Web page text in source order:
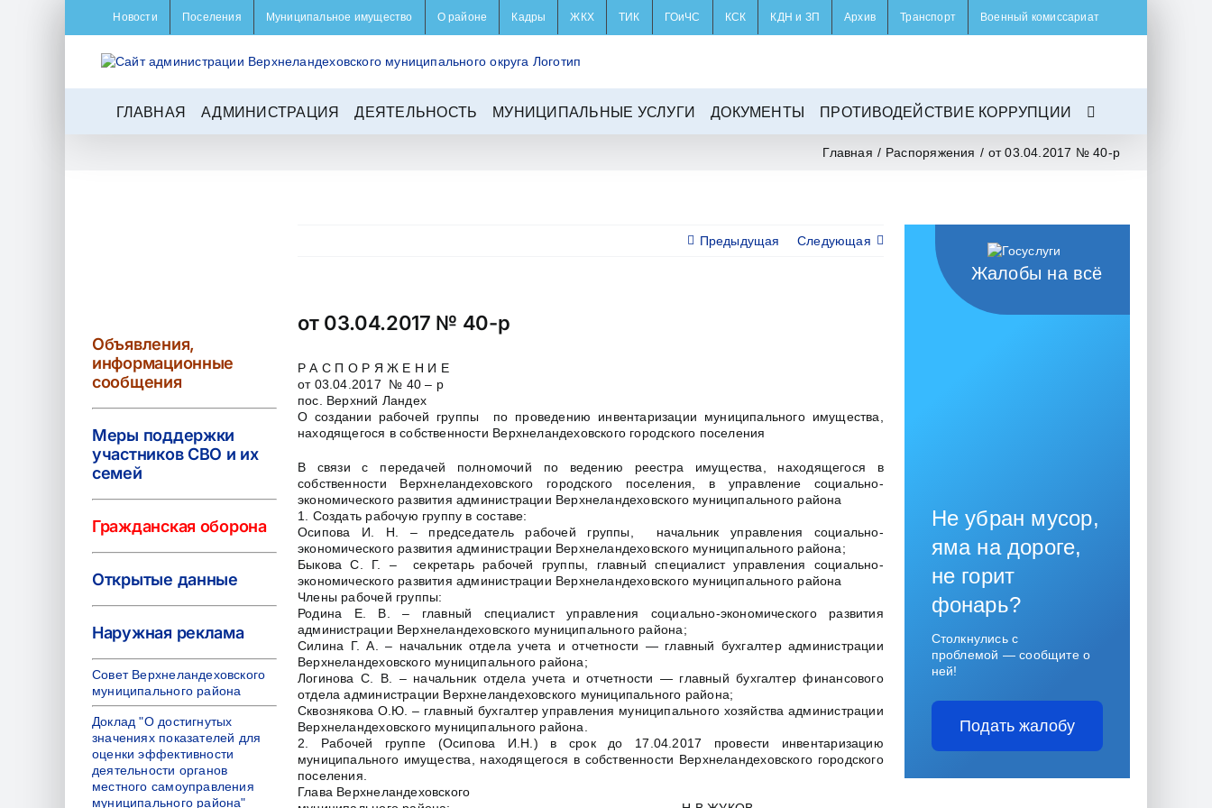
Новости Поселения Муниципальное имущество О районе Кадры ЖКХ ТИК ГОиЧС КСК КДН и ЗП Архив Транспорт Военный комиссариат
ГЛАВНАЯ АДМИНИСТРАЦИЯ ДЕЯТЕЛЬНОСТЬ МУНИЦИПАЛЬНЫЕ УСЛУГИ ДОКУМЕНТЫ ПРОТИВОДЕЙСТВИЕ КОРРУПЦИИ
Главная / Распоряжения / от 03.04.2017 № 40-р
Предыдущая Следующая
от 03.04.2017 № 40-р
Р А С П О Р Я Ж Е Н И Е
от 03.04.2017 № 40 – р
пос. Верхний Ландех
О создании рабочей группы по проведению инвентаризации муниципального имущества,
находящегося в собственности Верхнеландеховского городского поселения
В связи с передачей полномочий по ведению реестра имущества, находящегося в
собственности Верхнеландеховского городского поселения, в управление социально-
экономического развития администрации Верхнеландеховского муниципального района
1. Создать рабочую группу в составе:
Осипова И. Н. – председатель рабочей группы, начальник управления социально-
экономического развития администрации Верхнеландеховского муниципального района;
Быкова С. Г. – секретарь рабочей группы, главный специалист управления социально-
экономического развития администрации Верхнеландеховского муниципального района
Члены рабочей группы:
Родина Е. В. – главный специалист управления социально-экономического развития
администрации Верхнеландеховского муниципального района;
Силина Г. А. – начальник отдела учета и отчетности — главный бухгалтер администрации
Верхнеландеховского муниципального района;
Логинова С. В. – начальник отдела учета и отчетности — главный бухгалтер финансового
отдела администрации Верхнеландеховского муниципального района;
Сквознякова О.Ю. – главный бухгалтер управления муниципального хозяйства администрации
Верхнеландеховского муниципального района.
2. Рабочей группе (Осипова И.Н.) в срок до 17.04.2017 провести инвентаризацию
муниципального имущества, находящегося в собственности Верхнеландеховского городского
поселения.
Глава Верхнеландеховского
Объявления,
информационные
сообщения
Меры поддержки
участников СВО и их
семей
Гражданская оборона
Открытые данные
Наружная реклама
Совет Верхнеландеховского
муниципального района
Доклад "О достигнутых
значениях показателей для
оценки эффективности
деятельности органов
местного самоуправления
муниципального района"
Жалобы на всё
Не убран мусор,
яма на дороге,
не горит
фонарь?
Столкнулись с
проблемой — сообщите о
ней!
Подать жалобу